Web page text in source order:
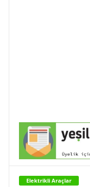
Elektrikli Araçlar